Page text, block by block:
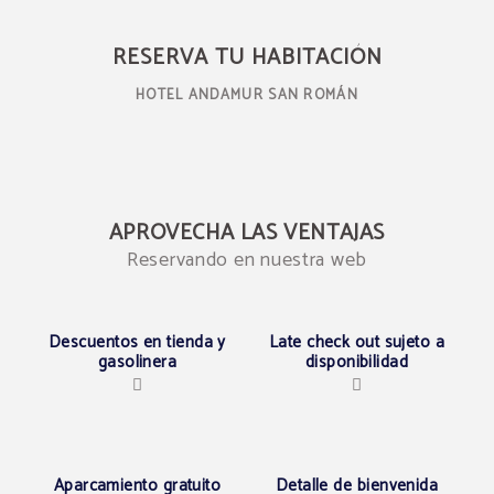
RESERVA TU HABITACIÓN
HOTEL ANDAMUR SAN ROMÁN
APROVECHA LAS VENTAJAS
Reservando en nuestra web
Descuentos en tienda y
gasolinera
Late check out sujeto a
disponibilidad
Aparcamiento gratuito Detalle de bienvenida